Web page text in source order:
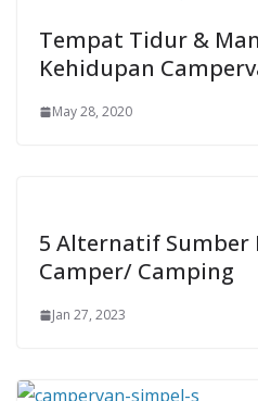
Tempat Tidur &
Kehidupan
May 28, 2020
5 Alternatif
Camper/ Camping
Jan 27, 2023